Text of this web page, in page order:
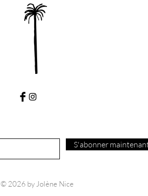
S'abonner
© 2026 by Jolène Nice